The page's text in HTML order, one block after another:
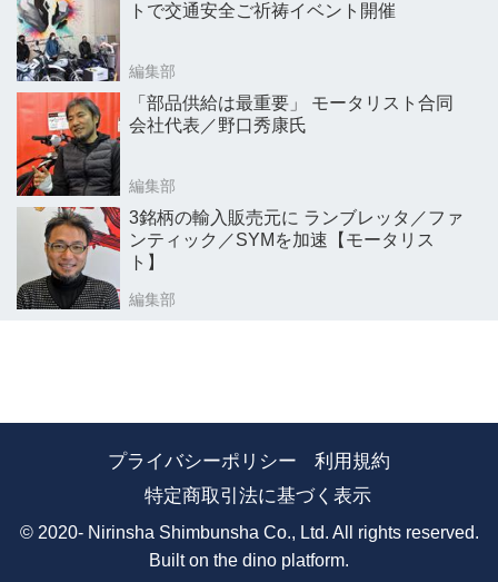
トで交通安全ご祈祷イベント開催
編集部
「部品供給は最重要」 モータリスト合同
会社代表／野口秀康氏
編集部
3銘柄の輸入販売元に ランブレッタ／ファ
ンティック／SYMを加速【モータリス
ト】
編集部
プライバシーポリシー
利用規約
特定商取引法に基づく表示
© 2020- Nirinsha Shimbunsha Co., Ltd. All rights reserved.
Built on the dino platform.